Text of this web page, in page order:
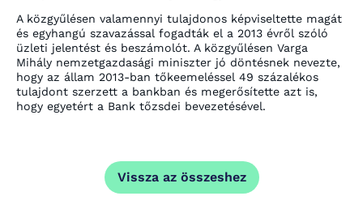
A közgyűlésen valamennyi tulajdonos képviseltette magát
és egyhangú szavazással fogadták el a 2013 évről szóló
üzleti jelentést és beszámolót. A közgyűlésen Varga
Mihály nemzetgazdasági miniszter jó döntésnek nevezte,
hogy az állam 2013-ban tőkeemeléssel 49 százalékos
tulajdont szerzett a bankban és megerősítette azt is,
hogy egyetért a Bank tőzsdei bevezetésével.
Vissza az összeshez